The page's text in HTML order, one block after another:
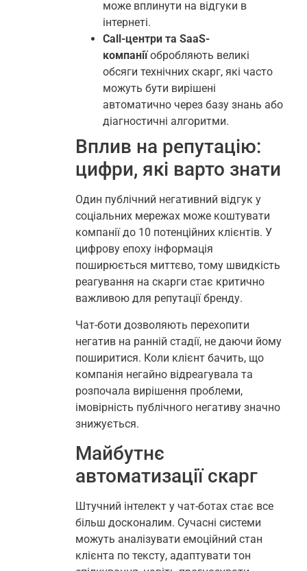
може вплинути на відгуки в
інтернеті.
Call-центри та SaaS-
компаніїобробляють великі
обсяги технічних скарг, які часто
можуть бути вирішені
автоматично через базу знань або
діагностичні алгоритми.
Вплив на репутацію:
цифри, які варто знати
Один публічний негативний відгук у
соціальних мережах може коштувати
компанії до 10 потенційних клієнтів. У
цифрову епоху інформація
поширюється миттєво, тому швидкість
реагування на скарги стає критично
важливою для репутації бренду.
Чат-боти дозволяють перехопити
негатив на ранній стадії, не даючи йому
поширитися. Коли клієнт бачить, що
компанія негайно відреагувала та
розпочала вирішення проблеми,
імовірність публічного негативу значно
знижується.
Майбутнє
автоматизації скарг
Штучний інтелект у чат-ботах стає все
більш досконалим. Сучасні системи
можуть аналізувати емоційний стан
клієнта по тексту, адаптувати тон